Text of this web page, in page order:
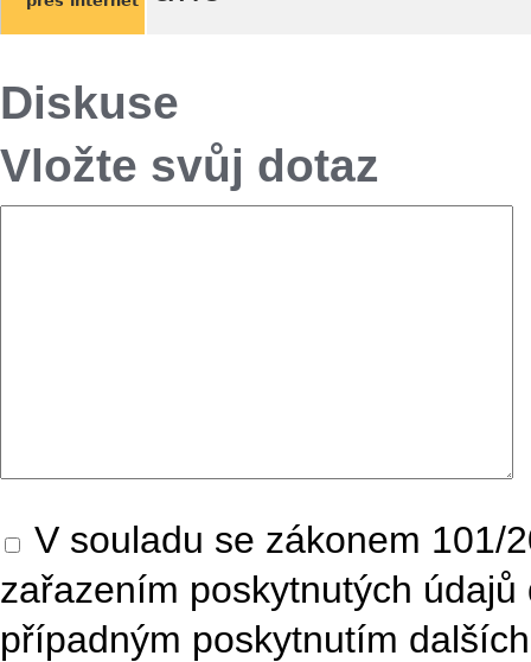
Diskuse
Vložte svůj dotaz
V souladu se zákonem 101/
zařazením poskytnutých
případným poskytnutím